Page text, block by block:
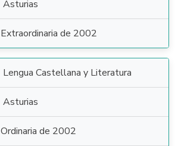
Asturias
Extraordinaria de 2002
Lengua Castellana y Literatura
Asturias
Ordinaria de 2002